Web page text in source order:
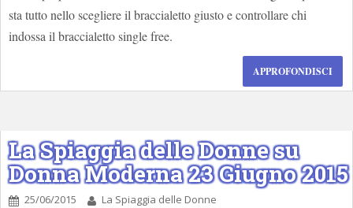
sta tutto nello scegliere il braccialetto giusto e controllare chi
indossa il braccialetto single free.
APPROFONDISCI
La Spiaggia delle Donne su
Donna Moderna 23 Giugno 2015
25/06/2015 La Spiaggia delle Donne